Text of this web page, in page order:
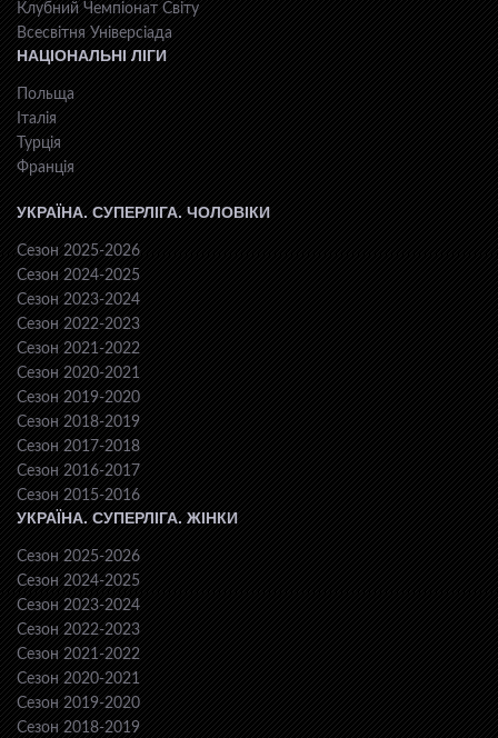
Клубний Чемпіонат Світу
Всесвiтня Унiверсiaда
НАЦІОНАЛЬНІ ЛІГИ
Польща
Італія
Турція
Франція
УКРАЇНА. СУПЕРЛІГА. ЧОЛОВІКИ
Сезон 2025-2026
Сезон 2024-2025
Сезон 2023-2024
Сезон 2022-2023
Сезон 2021-2022
Сезон 2020-2021
Сезон 2019-2020
Сезон 2018-2019
Сезон 2017-2018
Сезон 2016-2017
Сезон 2015-2016
УКРАЇНА. СУПЕРЛІГА. ЖІНКИ
Сезон 2025-2026
Сезон 2024-2025
Сезон 2023-2024
Сезон 2022-2023
Сезон 2021-2022
Сезон 2020-2021
Сезон 2019-2020
Сезон 2018-2019